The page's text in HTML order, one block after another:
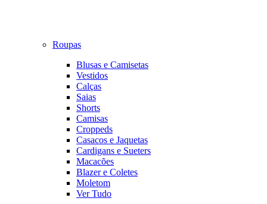
Roupas
Blusas e Camisetas
Vestidos
Calças
Saias
Shorts
Camisas
Croppeds
Casacos e Jaquetas
Cardigans e Sueters
Macacões
Blazer e Coletes
Moletom
Ver Tudo